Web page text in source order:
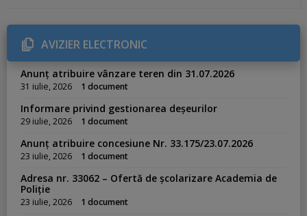
r
i
e
s
AVIZIER ELECTRONIC
Anunț atribuire vânzare teren din 31.07.2026
31 iulie, 2026 1 document
Informare privind gestionarea deșeurilor
29 iulie, 2026 1 document
Anunț atribuire concesiune Nr. 33.175/23.07.2026
23 iulie, 2026 1 document
Adresa nr. 33062 – Ofertă de școlarizare Academia de
Poliție
23 iulie, 2026 1 document